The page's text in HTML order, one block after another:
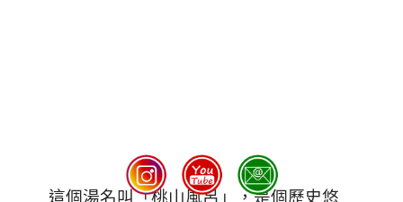
這個湯名叫「桃山風呂」，是個歷史悠